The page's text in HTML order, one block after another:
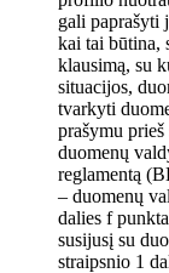
gali paprašyti
kai tai būtina,
klausimą, su
situacijos,
tvarkyti
prašymu
duomenų
reglamentą
– duomenų
dalies f
susijusį su
straipsnio 1